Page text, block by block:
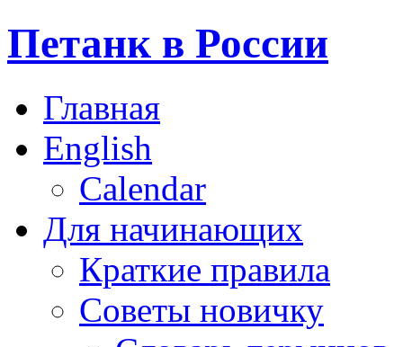
Петанк в России
Главная
English
Calendar
Для начинающих
Краткие правила
Советы новичку